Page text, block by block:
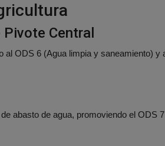
Central
al ODS 6 (Agua limpia y saneamiento) y
abasto de agua, promoviendo el ODS